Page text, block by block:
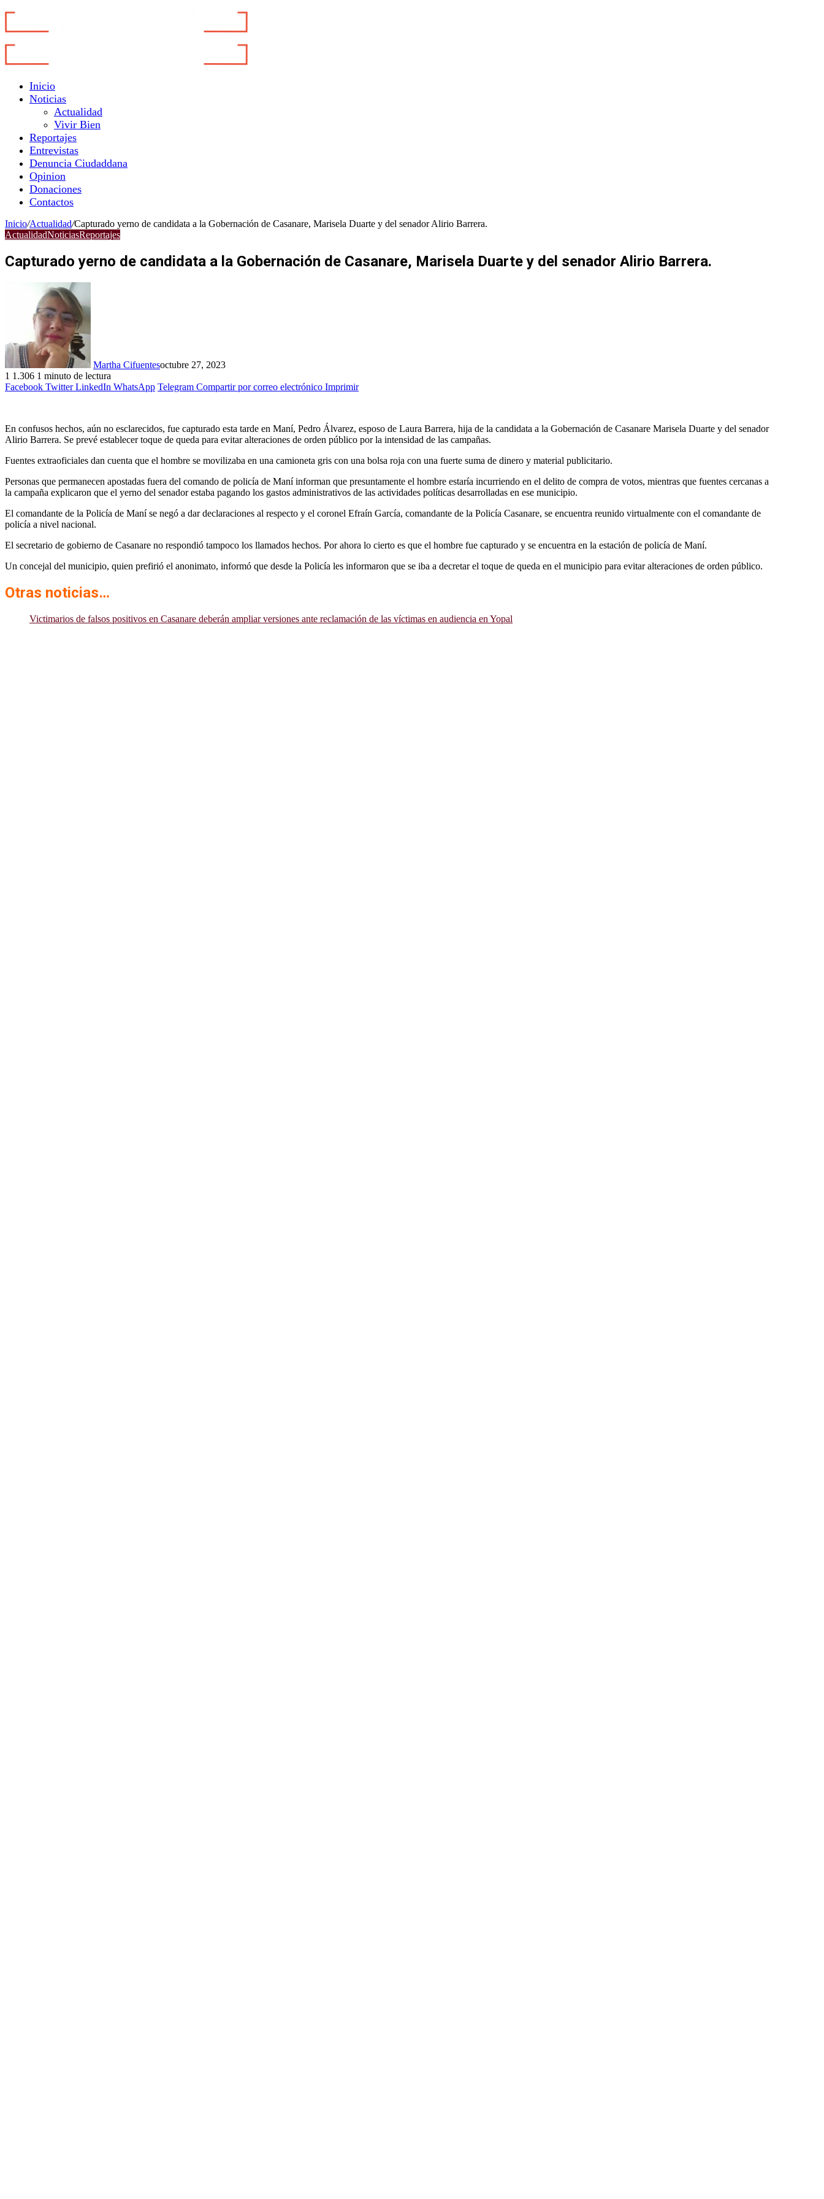
Inicio
Noticias
Actualidad
Vivir Bien
Reportajes
Entrevistas
Denuncia Ciudaddana
Opinion
Donaciones
Contactos
Inicio/Actualidad/Capturado yerno de candidata a la Gobernación de Casanare, Marisela Duarte y del senador Alirio Barrera.
ActualidadNoticiasReportajes
Capturado yerno de candidata a la Gobernación de Casanare, Marisela Duarte y del senador Alirio Barrera.
Martha Cifuentesoctubre 27, 2023
1 1.306 1 minuto de lectura
Facebook Twitter LinkedIn WhatsApp Telegram Compartir por correo electrónico Imprimir
En confusos hechos, aún no esclarecidos, fue capturado esta tarde en Maní, Pedro Álvarez, esposo de Laura Barrera, hija de la candidata a la Gobernación de Casanare Marisela Duarte y del senador
Alirio Barrera. Se prevé establecer toque de queda para evitar alteraciones de orden público por la intensidad de las campañas.
Fuentes extraoficiales dan cuenta que el hombre se movilizaba en una camioneta gris con una bolsa roja con una fuerte suma de dinero y material publicitario.
Personas que permanecen apostadas fuera del comando de policía de Maní informan que presuntamente el hombre estaría incurriendo en el delito de compra de votos, mientras que fuentes cercanas a
la campaña explicaron que el yerno del senador estaba pagando los gastos administrativos de las actividades políticas desarrolladas en ese municipio.
El comandante de la Policía de Maní se negó a dar declaraciones al respecto y el coronel Efraín García, comandante de la Policía Casanare, se encuentra reunido virtualmente con el comandante de
policía a nivel nacional.
El secretario de gobierno de Casanare no respondió tampoco los llamados hechos. Por ahora lo cierto es que el hombre fue capturado y se encuentra en la estación de policía de Maní.
Un concejal del municipio, quien prefirió el anonimato, informó que desde la Policía les informaron que se iba a decretar el toque de queda en el municipio para evitar alteraciones de orden público.
Otras noticias…
Victimarios de falsos positivos en Casanare deberán ampliar versiones ante reclamación de las víctimas en audiencia en Yopal